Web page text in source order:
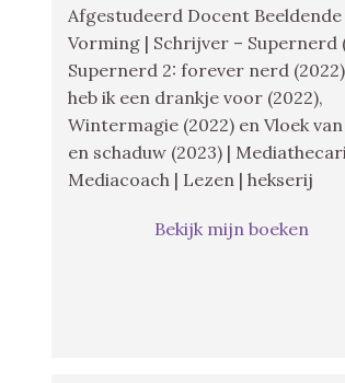
Afgestudeerd Docent Beeldende
Vorming | Schrijver – Supernerd
Supernerd 2: forever nerd
heb ik een drankje voor (2022),
Wintermagie (2022) en Vloek
en schaduw (2023) |
Mediacoach | Lezen | hekserij
Bekijk mijn boeken